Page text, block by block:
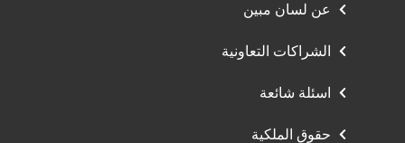
عن لسان مبين
الشراكات التعاونية
اسئلة شائعة
حقوق الملكية